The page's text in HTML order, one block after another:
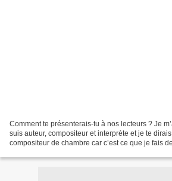
Comment te présenterais-tu à nos lecteurs ? Je
suis auteur, compositeur et interprète et je te
compositeur de chambre car c’est ce que je fais